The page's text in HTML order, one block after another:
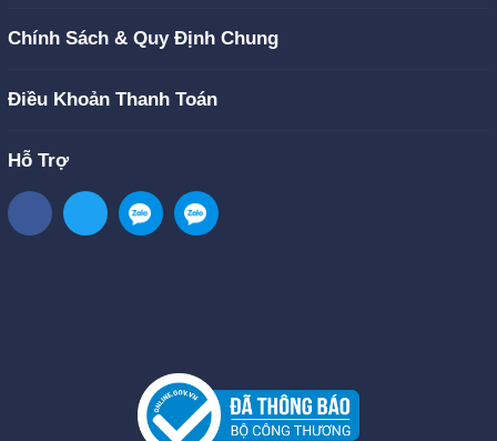
Chính Sách & Quy Định Chung
Điều Khoản Thanh Toán
Hỗ Trợ